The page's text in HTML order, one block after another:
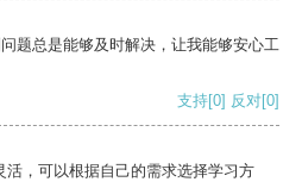
题总是能够及时解决，让我能够安心工
支持[0] 反对[0]
，可以根据自己的需求选择学习方